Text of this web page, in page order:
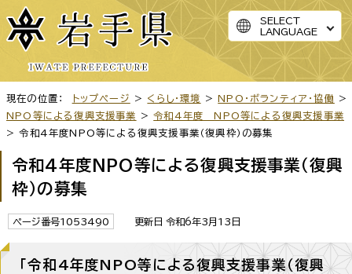
SELECT
LANGUAGE
現在の位置： トップページ > くらし・環境 >NPO・ボランティア・協働
>
NPO等による復興支援事業
>令和4年度 NPO等による復興支援事業
> 令和4年度NPO等による復興支援事業（復興枠）の募集
令和4年度NPO等による復興支援事業（復興
枠）の募集
ページ番号1053490 更新日 令和6年3月13日
「令和4年度NPO等による復興支援事業（復興